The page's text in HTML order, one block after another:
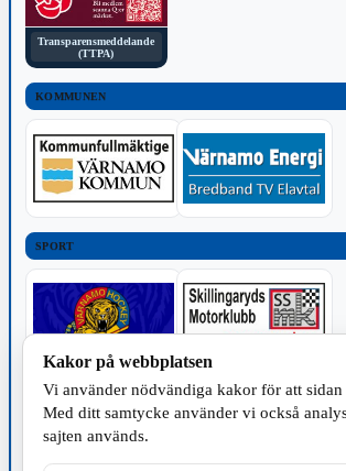
Transparensmeddelande
(TTPA)
KOMMUNEN
SPORT
TILLVERKNING
Kakor på webbplatsen
Vi använder nödvändiga kakor för att sidan
Med ditt samtycke använder vi också
sajten används.